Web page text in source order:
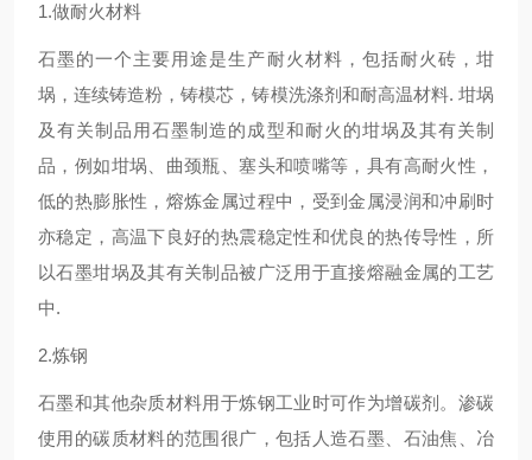
1.做耐火材料
石墨的一个主要用途是生产耐火材料，包括耐火砖，坩
埚，连续铸造粉，铸模芯，铸模洗涤剂和耐高温材料. 坩埚
及有关制品用石墨制造的成型和耐火的坩埚及其有关制
品，例如坩埚、曲颈瓶、塞头和喷嘴等，具有高耐火性，
低的热膨胀性，熔炼金属过程中，受到金属浸润和冲刷时
亦稳定，高温下良好的热震稳定性和优良的热传导性，所
以石墨坩埚及其有关制品被广泛用于直接熔融金属的工艺
中.
2.炼钢
石墨和其他杂质材料用于炼钢工业时可作为增碳剂。渗碳
使用的碳质材料的范围很广，包括人造石墨、石油焦、冶